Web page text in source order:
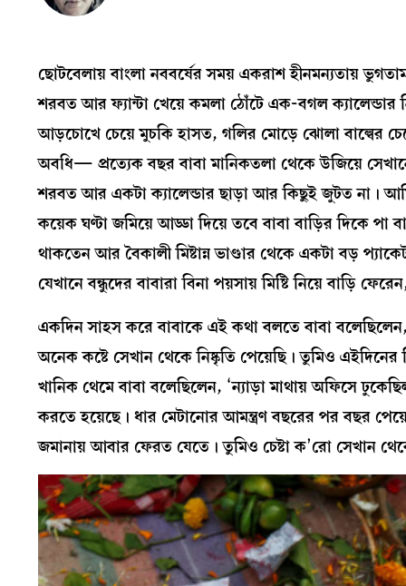
ছোটবেলায় বাংলা নববর্ষের সময় একরাশ হীনমন্যতায়
শরবত আর ফ্যান্টা খেয়ে কমলা ঠোঁটে এক-বগল
আড়চোখে চেয়ে মুচকি হাসত, গলির মোড়ে ঝোলা বাল্বের
অবধি— প্রত্যেক বছর বাবা মানিকতলা থেকে উজিয়ে
শরবত আর একটা ক্যালেন্ডার ছাড়া আর কিছুই জুটত না।
কয়েক ঘণ্টা জমিয়ে আড্ডা দিয়ে তবে বাবা বাড়ির দিকে
থাকতেন আর বৈকালী মিষ্টান্ন ভাণ্ডার থেকে একটা বড়
যেখানে বন্ধুদের বাবারা বিনা পয়সায় মিষ্টি নিয়ে বাড়ি
একদিন সাহস করে বাবাকে এই কথা বলতে বাবা
অনেক কষ্টে সেখান থেকে নিষ্কৃতি পেয়েছি। তুমিও
খানিক থেমে বাবা বলেছিলেন, ‘ন্যাড়া মাথায় অফিসে
করতে হয়েছে। ধার মেটানোর আমন্ত্রণ বছরের পর বছর
জমানায় আবার ফেরত যেতে। তুমিও চেষ্টা ক’রো সেখান